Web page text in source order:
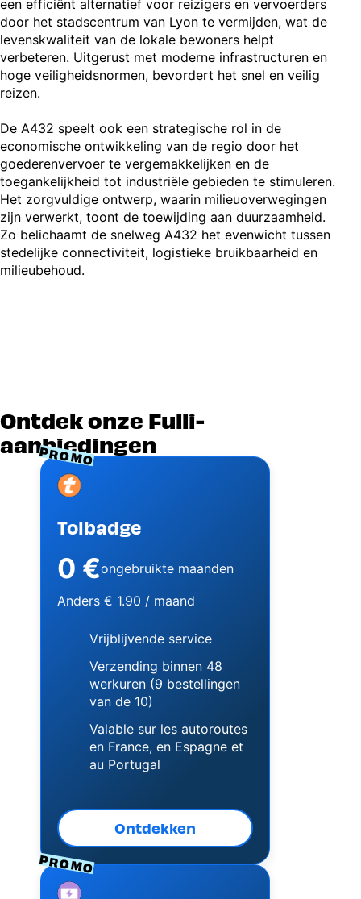
een efficiënt alternatief voor reizigers en vervoerders
door het stadscentrum van Lyon te vermijden, wat de
levenskwaliteit van de lokale bewoners helpt
verbeteren. Uitgerust met moderne infrastructuren en
hoge veiligheidsnormen, bevordert het snel en veilig
reizen.
De A432 speelt ook een strategische rol in de
economische ontwikkeling van de regio door het
goederenvervoer te vergemakkelijken en de
toegankelijkheid tot industriële gebieden te stimuleren.
Het zorgvuldige ontwerp, waarin milieuoverwegingen
zijn verwerkt, toont de toewijding aan duurzaamheid.
Zo belichaamt de snelweg A432 het evenwicht tussen
stedelijke connectiviteit, logistieke bruikbaarheid en
milieubehoud.
Ontdek onze Fulli-
aanbiedingen
PROMO
Image
Tolbadge
0 €ongebruikte maanden
Anders € 1.90 / maand
Vrijblijvende service
Verzending binnen 48
werkuren (9 bestellingen
van de 10)
Valable sur les autoroutes
en France, en Espagne et
au Portugal
Ontdekken
PROMO
Image